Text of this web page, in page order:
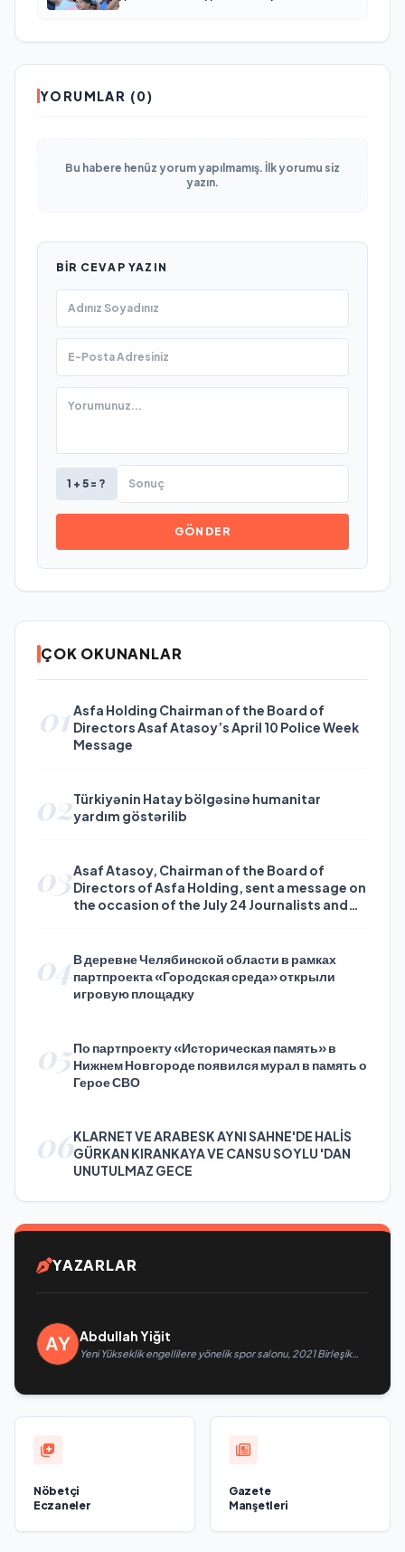
YORUMLAR (0)
Bu habere henüz yorum yapılmamış. İlk yorumu siz
yazın.
BIR CEVAP YAZIN
1 + 5 = ?
GÖNDER
ÇOK OKUNANLAR
01Asfa Holding Chairman of the Board of
Directors Asaf Atasoy’s April 10 Police Week
Message
02Türkiyənin Hatay bölgəsinə humanitar
yardım göstərilib
03Asaf Atasoy, Chairman of the Board of
Directors of Asfa Holding, sent a message on
the occasion of the July 24 Journalists and
04В деревне Челябинской области в рамках
партпроекта «Городская среда» открыли
игровую площадку
05По партпроекту «Историческая память» в
Нижнем Новгороде появился мурал в память о
Герое СВО
06KLARNET VE ARABESK AYNI SAHNE'DE HALİS
GÜRKAN KIRANKAYA VE CANSU SOYLU 'DAN
UNUTULMAZ GECE
YAZARLAR
Abdullah Yiğit
Yeni Yükseklik engellilere yönelik spor salonu, 2021 Birleşik
Nöbetçi
Eczaneler
Gazete
Manşetleri